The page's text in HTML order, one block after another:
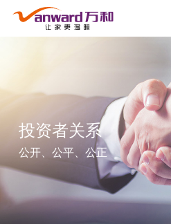
投资者关系
公开、公平、公正